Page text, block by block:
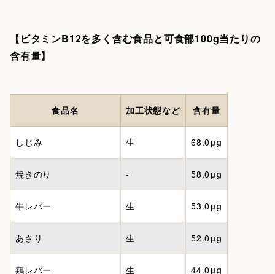
【ビタミンB12を多く含む食品と可食部100g当たりの
含有量】
食品名 加工状態など 含有量
しじみ 生 68.0μg
焼きのり - 58.0μg
牛レバー 生 53.0μg
あさり 生 52.0μg
鶏レバー 生 44.0μg